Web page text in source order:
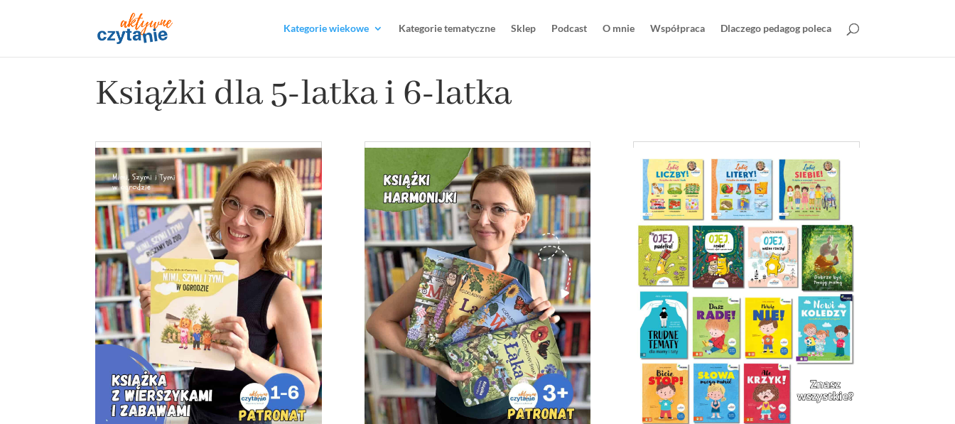
Kategorie wiekowe Kategorie tematyczne Sklep Podcast O mnie Współpraca Dlaczego pedagog poleca
Książki dla 5-latka i 6-latka